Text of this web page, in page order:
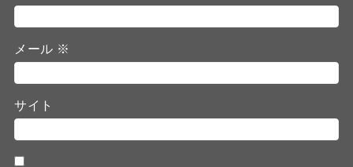
メール ※
サイト